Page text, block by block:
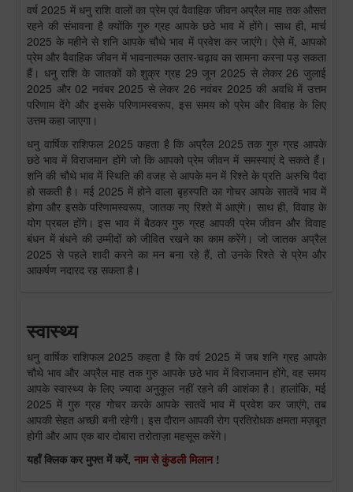
वर्ष 2025 में धनु राशि वालों का प्रेम एवं वैवाहिक जीवन अप्रैल माह तक औसत
रहने की संभावना है क्योंकि गुरु ग्रह आपके छठे भाव में होंगे। साथ ही, मार्च
2025 के महीने से शनि आपके चौथे भाव में प्रवेश कर जाएंगे। ऐसे में, आपको
प्रेम और वैवाहिक जीवन में भावनात्मक उतार-चढ़ाव का सामना करना पड़ सकता
हैं। धनु राशि के जातकों को शुक्र ग्रह 29 जून 2025 से लेकर 26 जुलाई
2025 और 02 नवंबर 2025 से लेकर 26 नवंबर 2025 की अवधि में उत्तम
परिणाम देंगे और इसके परिणामस्वरूप, इस समय को प्रेम और विवाह के लिए
उत्तम कहा जाएगा।
धनु वार्षिक राशिफल 2025 कहता है कि अप्रैल 2025 तक गुरु ग्रह आपके
छठे भाव में विराजमान होंगे जो कि आपको प्रेम जीवन में समस्याएं दे सकते हैं।
शनि की चौथे भाव में स्थिति की वजह से आपके मन में रिश्ते के प्रति अरुचि पैदा
हो सकती है। मई 2025 में होने वाला बृहस्पति का गोचर आपके सातवें भाव में
होगा और इसके परिणामस्वरूप, जातक नए रिश्ते में आएंगे। साथ ही, विवाह के
योग प्रबल होंगे। इस भाव में बैठकर गुरु ग्रह आपकी प्रेम जीवन और विवाह
बंधन में बंधने की उम्मीदों को जीवित रखने का काम करेंगे। जो जातक अप्रैल
2025 से पहले शादी करने का मन बना रहे हैं, तो उनके रिश्ते से प्रेम और
आकर्षण नदारद रह सकता है।
स्वास्थ्य
धनु वार्षिक राशिफल 2025 कहता है कि वर्ष 2025 में जब शनि ग्रह आपके
चौथे भाव और अप्रैल माह तक गुरु आपके छठे भाव में विराजमान होंगे, वह समय
आपके स्वास्थ्य के लिए ज्यादा अनुकूल नहीं रहने की आशंका है। हालांकि, मई
2025 में गुरु ग्रह गोचर करके आपके सातवें भाव में प्रवेश कर जाएंगे, तब
आपकी सेहत अच्छी बनी रहेगी। इस दौरान आपकी रोग प्रतिरोधक क्षमता मज़बूत
होगी और आप एक बार दोबारा तरोताज़ा महसूस करेंगे।
यहाँ क्लिक कर मुफ्त में करें, नाम से कुंडली मिलान !